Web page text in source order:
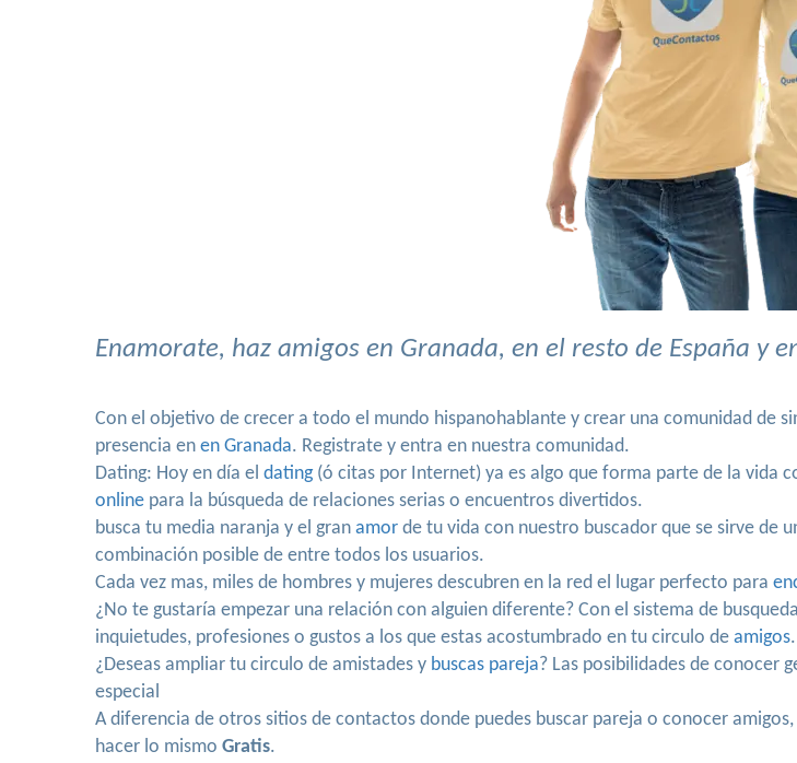
Enamorate, haz amigos en Granada, en el resto de España y
Con el objetivo de crecer a todo el mundo hispanohablante y crear una comunidad de
presencia en en Granada. Registrate y entra en nuestra comunidad.
Dating: Hoy en día el dating(ó citas por Internet) ya es algo que forma parte de la vida
online para la búsqueda de relaciones serias o encuentros divertidos.
busca tu media naranja y el gran amor de tu vida con nuestro buscador que se sirve de
combinación posible de entre todos los usuarios.
Cada vez mas, miles de hombres y mujeres descubren en la red el lugar perfecto para
¿No te gustaría empezar una relación con alguien diferente? Con el sistema de
inquietudes, profesiones o gustos a los que estas acostumbrado en tu circulo de amigos.
¿Deseas ampliar tu circulo de amistades y buscas pareja? Las posibilidades de conocer
especial
A diferencia de otros sitios de contactos donde puedes buscar pareja o conocer
hacer lo mismo Gratis.